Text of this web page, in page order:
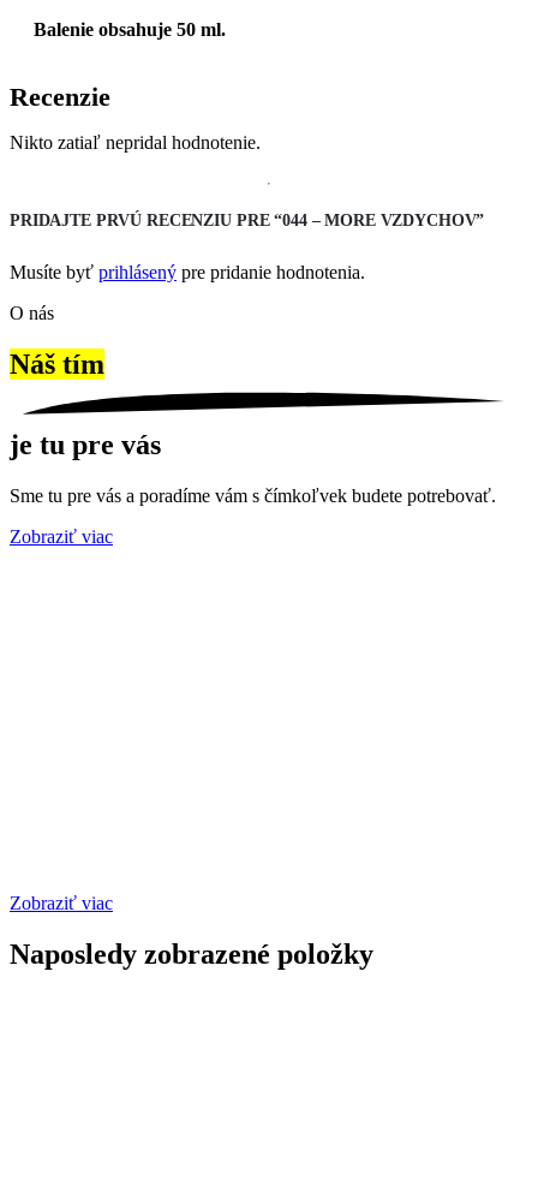
Balenie obsahuje 50 ml.
Recenzie
Nikto zatiaľ nepridal hodnotenie.
PRIDAJTE PRVÚ RECENZIU PRE “044 – MORE VZDYCHOV”
Musíte byť prihlásený pre pridanie hodnotenia.
O nás
Náš tím
je tu pre vás
Sme tu pre vás a poradíme vám s čímkoľvek budete potrebovať.
Zobraziť viac
Zobraziť viac
Naposledy zobrazené položky